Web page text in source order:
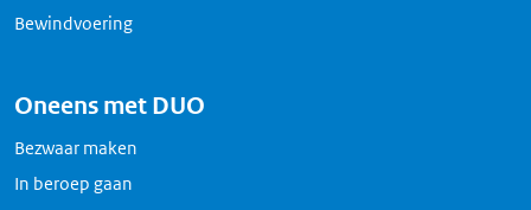
Bewindvoering
Oneens met DUO
Bezwaar maken
In beroep gaan